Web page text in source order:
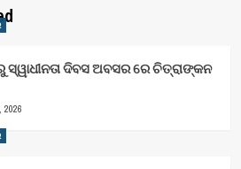
ଦିବସ ଅବସର ରେ ଚିତ୍ରାଙ୍କନ
2026